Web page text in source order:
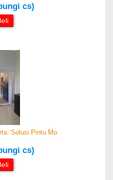
cs)
Solusi Pintu Mo
cs)